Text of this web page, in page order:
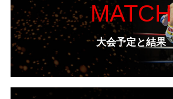
MATCH
大会予定と結果